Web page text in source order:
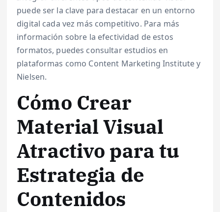
puede ser la clave para destacar en un entorno
digital cada vez más competitivo. Para más
información sobre la efectividad de estos
formatos, puedes consultar estudios en
plataformas como Content Marketing Institute y
Nielsen.
Cómo Crear
Material Visual
Atractivo para tu
Estrategia de
Contenidos